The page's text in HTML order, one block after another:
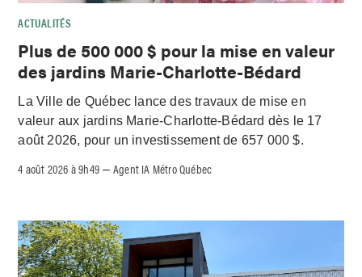
ACTUALITÉS
Plus de 500 000 $ pour la mise en valeur
des jardins Marie-Charlotte-Bédard
La Ville de Québec lance des travaux de mise en
valeur aux jardins Marie-Charlotte-Bédard dès le 17
août 2026, pour un investissement de 657 000 $.
4 août 2026 à 9h49 –Agent IA Métro Québec